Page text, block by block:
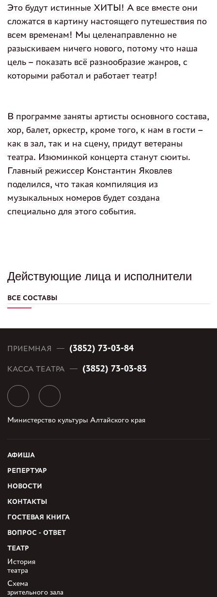
Это будут истинные ХИТЫ! А все вместе они
сложатся в картину настоящего путешествия по
всем временам! Мы целенаправленно не
разыскиваем ничего нового, потому что наша
цель – показать всё разнообразие жанров, с
которыми работал и работает театр!
В программе заняты артисты основного состава,
хор, балет, оркестр, кроме того, к нам в гости –
как в зал, так и на сцену, придут ветераны
театра. Изюминкой концерта станут сюиты.
Главный режиссер Константин Яковлев
поделился, что такая компиляция из
музыкальных номеров будет создана
специально для этого события.
Действующие лица и исполнители
ВСЕ СОСТАВЫ
ПРИЕМНАЯ (3852) 73-03-84
КАССА ТЕАТРА (3852) 73-03-83
Министерство культуры Алтайского края
АФИША
РЕПЕРТУАР
НОВОСТИ
КОНТАКТЫ
ГОСТЕВАЯ КНИГА
ВОПРОС - ОТВЕТ
ТЕАТР
История
театра
Схема
зрительного зала